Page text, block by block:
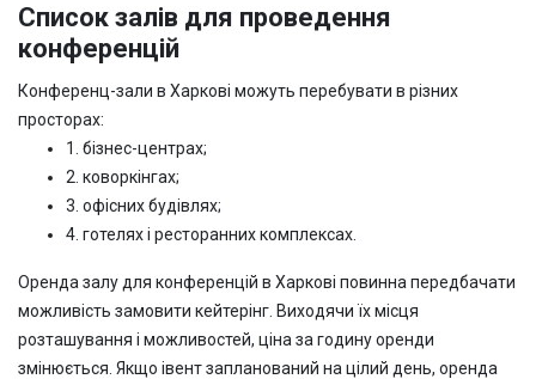
Список залів для проведення
конференцій
Конференц-зали в Харкові можуть перебувати в різних
просторах:
1. бізнес-центрах;
2. коворкінгах;
3. офісних будівлях;
4. готелях і ресторанних комплексах.
Оренда залу для конференцій в Харкові повинна передбачати
можливість замовити кейтерінг. Виходячи їх місця
розташування і можливостей, ціна за годину оренди
змінюється. Якщо івент запланований на цілий день, оренда